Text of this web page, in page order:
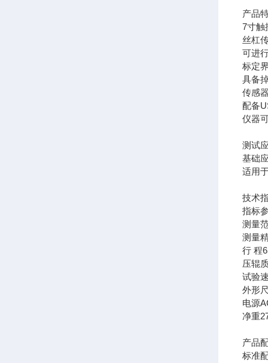
产品
7寸触
丝杠
可进
标定
具备
传感
配备
仪器
测试
基础
适用
技术
指标
测量
测量
行 程
压辊
试验
外形
电源
净重
产品
标准